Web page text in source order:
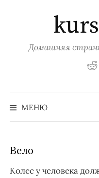
содержимому
Домашняя
МЕНЮ
Вело
Колес у человека